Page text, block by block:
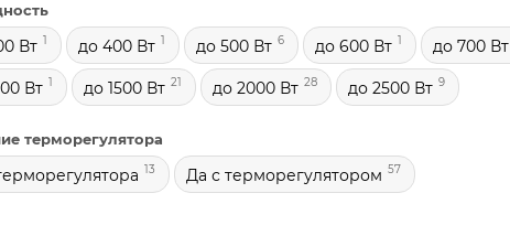
Вт 1 до 400 Вт 1 до 500 Вт 6 до 600 Вт 1 до 700 Вт
Вт 1 до 1500 Вт 21 до 2000 Вт 28 до 2500 Вт 9
терморегулятора
13 Да с терморегулятором 57